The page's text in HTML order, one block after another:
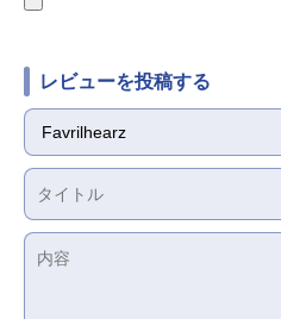
レビューを投稿する